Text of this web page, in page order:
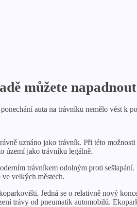
můžete
auta na trávníku nemělo vést k
uznáno jako trávník. Při této
území jako trávníku legálně.
trávníkem odolným proti
velkých městech.
Jedná se o relativně nový
trávy od pneumatik automobilů.